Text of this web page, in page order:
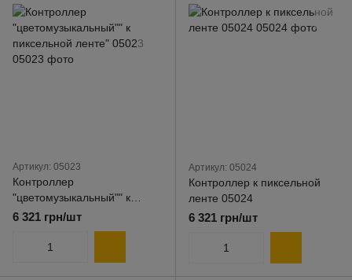
Артикул: 05023
Контроллер
"цветомузыкальный"" к
пиксельной ленте" 05023
6 321 грн/шт
Артикул: 05024
Контроллер к пиксельной
ленте 05024
6 321 грн/шт